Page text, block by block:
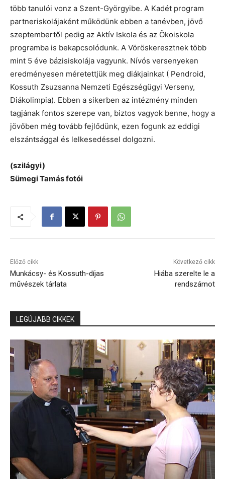
több tanulói vonz a Szent-Györgyibe. A Kadét program
partneriskolájaként működünk ebben a tanévben, jövő
szeptembertől pedig az Aktív Iskola és az Ökoiskola
programba is bekapcsolódunk. A Vöröskeresztnek több
mint 5 éve bázisiskolája vagyunk. Nívós versenyeken
eredményesen méretettjük meg diákjainkat ( Pendroid,
Kossuth Zsuzsanna Nemzeti Egészségügyi Verseny,
Diákolimpia). Ebben a sikerben az intézmény minden
tagjának fontos szerepe van, biztos vagyok benne, hogy a
jövőben még tovább fejlődünk, ezen fogunk az eddigi
elszántsággal és lelkesedéssel dolgozni.
(szilágyi)
Sümegi Tamás fotói
Előző cikk
Munkácsy- és Kossuth-díjas
művészek tárlata
Következő cikk
Hiába szerelte le a
rendszámot
LEGÚJABB CIKKEK